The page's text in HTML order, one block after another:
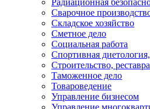
Радиационная
Сварочное
Складское хозяйство
Сметное дело
Социальная работа
Спортивная
Строительство,
Таможенное дело
Товароведение
Управление бизнесом
Управление